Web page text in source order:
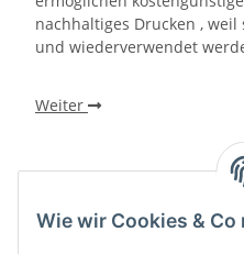
nachhaltiges Drucken ,
und wiederverwendet
Weiter
Wie wir Cookies & Co